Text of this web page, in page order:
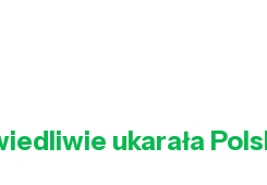
ukarała